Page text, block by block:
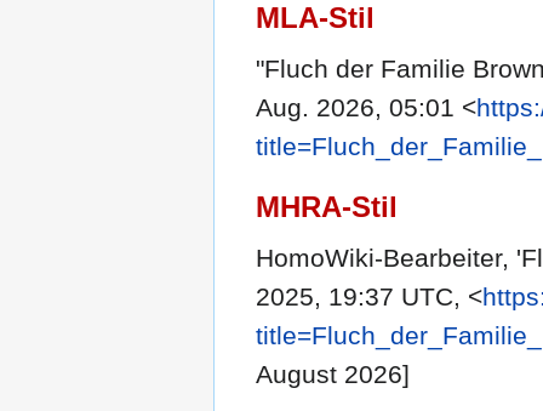
MLA-Stil
"Fluch der Familie
Aug. 2026, 05:01 <
MHRA-Stil
HomoWiki-Bearbeiter,
2025, 19:37 UTC, <
August 2026]